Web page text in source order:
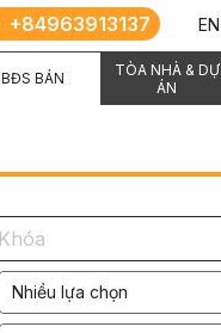
+84963913137 EN
BĐS BÁN
TÒA NHÀ & DỰ
ÁN
Nhiều lựa chọn